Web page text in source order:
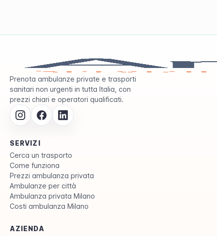
Prenota ambulanze private e trasporti
sanitari non urgenti in tutta Italia, con
prezzi chiari e operatori qualificati.
SERVIZI
Cerca un trasporto
Come funziona
Prezzi ambulanza privata
Ambulanze per città
Ambulanza privata Milano
Costi ambulanza Milano
AZIENDA